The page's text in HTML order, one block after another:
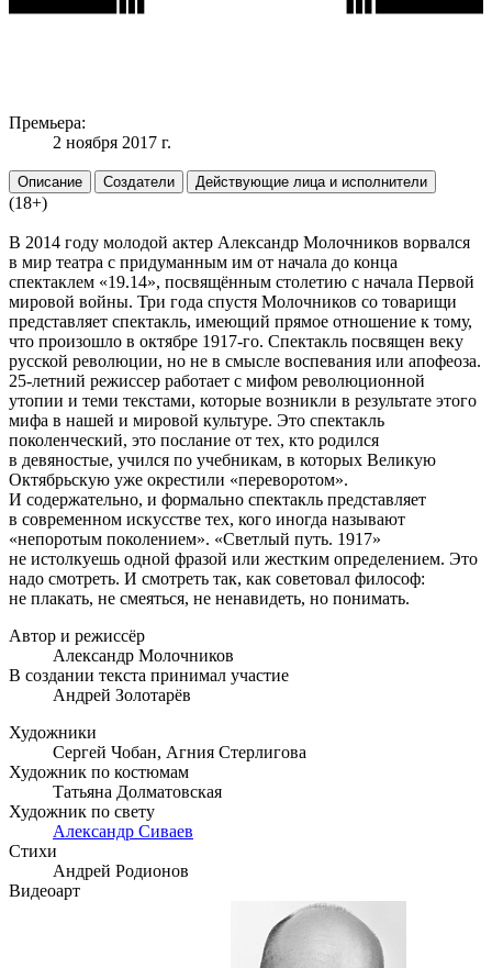
Премьера:
2 ноября 2017 г.
Описание Создатели Действующие лица и исполнители
(18+)
В 2014 году молодой актер Александр Молочников ворвался
в мир театра с придуманным им от начала до конца
спектаклем «19.14», посвящённым столетию с начала Первой
мировой войны. Три года спустя Молочников со товарищи
представляет спектакль, имеющий прямое отношение к тому,
что произошло в октябре 1917-го. Спектакль посвящен веку
русской революции, но не в смысле воспевания или апофеоза.
25-летний режиссер работает с мифом революционной
утопии и теми текстами, которые возникли в результате этого
мифа в нашей и мировой культуре. Это спектакль
поколенческий, это послание от тех, кто родился
в девяностые, учился по учебникам, в которых Великую
Октябрьскую уже окрестили «переворотом».
И содержательно, и формально спектакль представляет
в современном искусстве тех, кого иногда называют
«непоротым поколением». «Светлый путь. 1917»
не истолкуешь одной фразой или жестким определением. Это
надо смотреть. И смотреть так, как советовал философ:
не плакать, не смеяться, не ненавидеть, но понимать.
Автор и режиссёр
Александр Молочников
В создании текста принимал участие
Андрей Золотарёв
Художники
Сергей Чобан, Агния Стерлигова
Художник по костюмам
Татьяна Долматовская
Художник по свету
Александр Сиваев
Стихи
Андрей Родионов
Видеоарт